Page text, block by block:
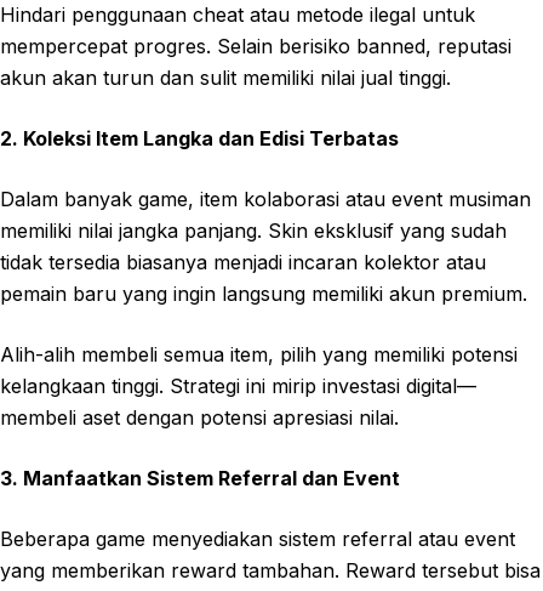
Hindari penggunaan cheat atau metode ilegal untuk
mempercepat progres. Selain berisiko banned, reputasi
akun akan turun dan sulit memiliki nilai jual tinggi.
2. Koleksi Item Langka dan Edisi Terbatas
Dalam banyak game, item kolaborasi atau event musiman
memiliki nilai jangka panjang. Skin eksklusif yang sudah
tidak tersedia biasanya menjadi incaran kolektor atau
pemain baru yang ingin langsung memiliki akun premium.
Alih-alih membeli semua item, pilih yang memiliki potensi
kelangkaan tinggi. Strategi ini mirip investasi digital—
membeli aset dengan potensi apresiasi nilai.
3. Manfaatkan Sistem Referral dan Event
Beberapa game menyediakan sistem referral atau event
yang memberikan reward tambahan. Reward tersebut bisa